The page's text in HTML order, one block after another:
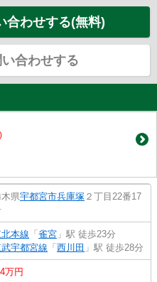
合わせする(無料)
合わせする
県宇都宮市兵庫塚 ２丁目22番17
本線 「 雀宮 」駅 徒歩23分
宇都宮線 「 西川田 」駅 徒歩28分
万円